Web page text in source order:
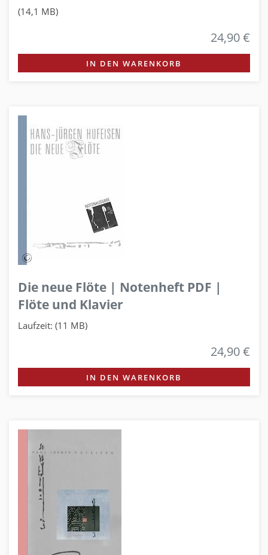
(14,1 MB)
24,90 €
IN DEN WARENKORB
Die neue Flöte | Notenheft PDF |
Flöte und Klavier
Laufzeit: (11 MB)
24,90 €
IN DEN WARENKORB